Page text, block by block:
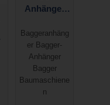
Anhänger
Rampen
Baggeranhäng
er Bagger-
Anhänger
Bagger
Baumaschiene
n